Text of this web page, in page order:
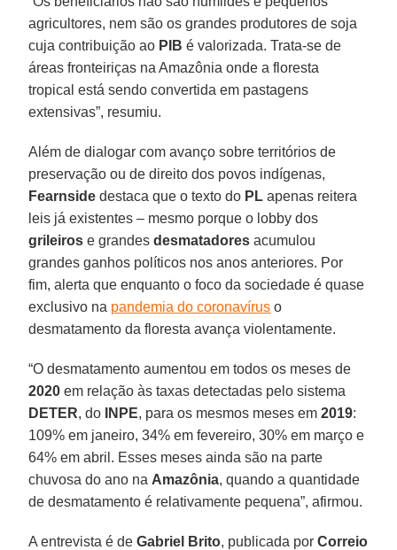
agricultores, nem são os grandes produtores de soja
cuja contribuição ao PIB é valorizada. Trata-se de
áreas fronteiriças na Amazônia onde a floresta
tropical está sendo convertida em pastagens
extensivas”, resumiu.
Além de dialogar com avanço sobre territórios de
preservação ou de direito dos povos indígenas,
Fearnside destaca que o texto do PL apenas reitera
leis já existentes – mesmo porque o lobby dos
grileiros e grandesdesmatadores acumulou
grandes ganhos políticos nos anos anteriores. Por
fim, alerta que enquanto o foco da sociedade é quase
exclusivo na pandemia do coronavírus o
desmatamento da floresta avança violentamente.
“O desmatamento aumentou em todos os meses de
2020 em relação às taxas detectadas pelo sistema
DETER, do INPE, para os mesmos meses em2019:
109% em janeiro, 34% em fevereiro, 30% em março e
64% em abril. Esses meses ainda são na parte
chuvosa do ano na Amazônia, quando a quantidade
de desmatamento é relativamente pequena”, afirmou.
A entrevista é deGabriel Brito, publicada porCorreio